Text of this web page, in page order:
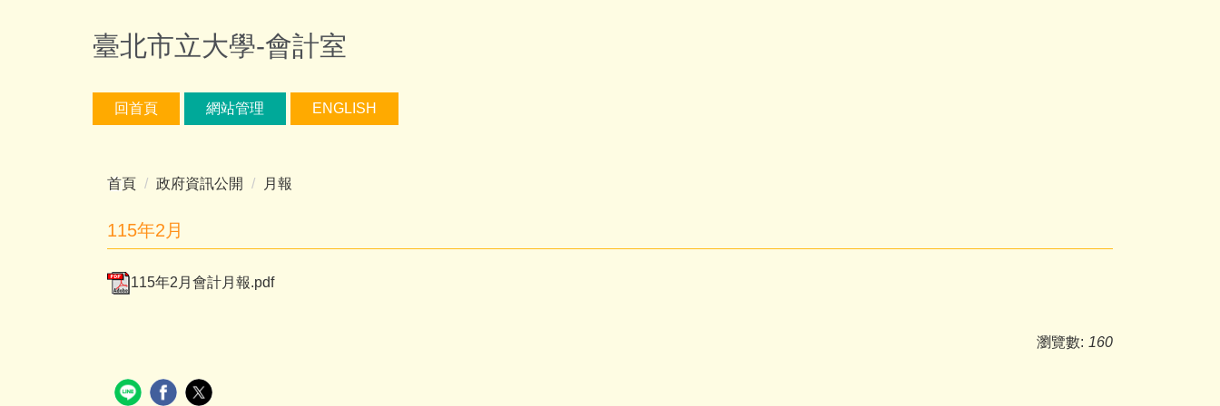
臺北市立大學-會計室
回首頁 網站管理 ENGLISH
首頁 政府資訊公開 月報
115年2月
115年2月會計月報.pdf
瀏覽數: 160